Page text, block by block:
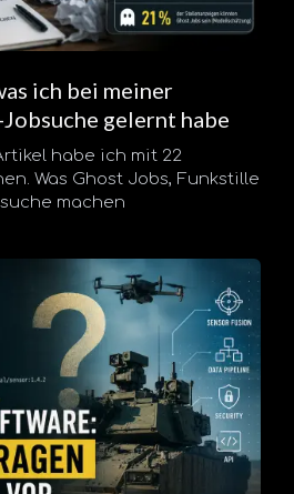
ich bei meiner
gelernt habe
habe ich mit 22
Was Ghost Jobs, Funkstille
machen